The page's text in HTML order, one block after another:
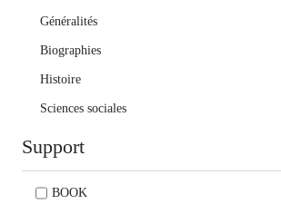
Généralités
Biographies
Histoire
Sciences sociales
Support
BOOK